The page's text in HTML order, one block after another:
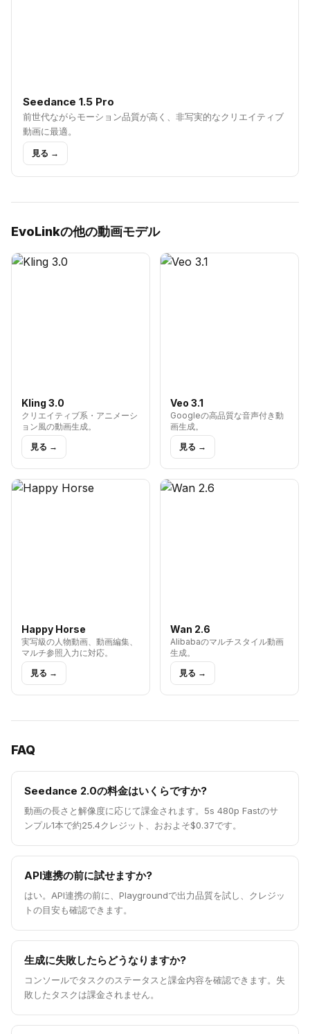
Seedance 1.5 Pro
前世代ながらモーション品質が高く、非写実的なクリエイティブ
動画に最適。
見る →
EvoLinkの他の動画モデル
Kling 3.0
クリエイティブ系・アニメーシ
ョン風の動画生成。
見る →
Veo 3.1
Googleの高品質な音声付き動
画生成。
見る →
Happy Horse
実写級の人物動画、動画編集、
マルチ参照入力に対応。
見る →
Wan 2.6
Alibabaのマルチスタイル動画
生成。
見る →
FAQ
Seedance 2.0の料金はいくらですか?
動画の長さと解像度に応じて課金されます。5s 480p Fastのサ
ンプル1本で約25.4クレジット、おおよそ$0.37です。
API連携の前に試せますか?
はい。API連携の前に、Playgroundで出力品質を試し、クレジッ
トの目安も確認できます。
生成に失敗したらどうなりますか?
コンソールでタスクのステータスと課金内容を確認できます。失
敗したタスクは課金されません。